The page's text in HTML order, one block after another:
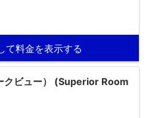
て料金を表示する
クビュー） (Superior Room